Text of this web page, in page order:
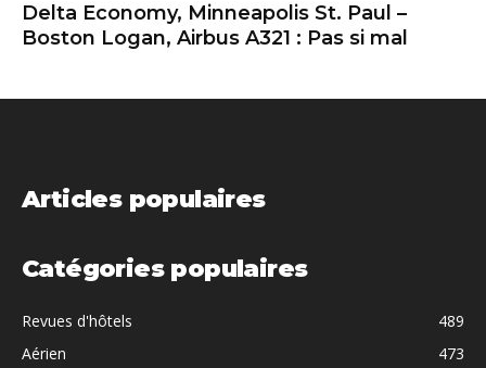
Delta Economy, Minneapolis St. Paul –
Boston Logan, Airbus A321 : Pas si mal
Articles populaires
Catégories populaires
Revues d'hôtels
489
Aérien
473